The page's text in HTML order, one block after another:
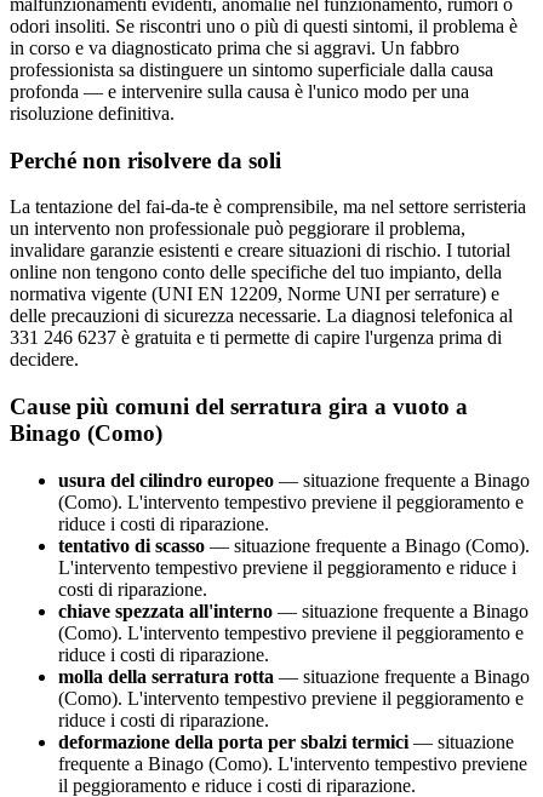
malfunzionamenti evidenti, anomalie nel funzionamento, rumori o
odori insoliti. Se riscontri uno o più di questi sintomi, il problema è
in corso e va diagnosticato prima che si aggravi. Un fabbro
professionista sa distinguere un sintomo superficiale dalla causa
profonda — e intervenire sulla causa è l'unico modo per una
risoluzione definitiva.
Perché non risolvere da soli
La tentazione del fai-da-te è comprensibile, ma nel settore serristeria
un intervento non professionale può peggiorare il problema,
invalidare garanzie esistenti e creare situazioni di rischio. I tutorial
online non tengono conto delle specifiche del tuo impianto, della
normativa vigente (UNI EN 12209, Norme UNI per serrature) e
delle precauzioni di sicurezza necessarie. La diagnosi telefonica al
331 246 6237 è gratuita e ti permette di capire l'urgenza prima di
decidere.
Cause più comuni del serratura gira a vuoto a
Binago (Como)
usura del cilindro europeo — situazione frequente a Binago
(Como). L'intervento tempestivo previene il peggioramento e
riduce i costi di riparazione.
tentativo di scasso — situazione frequente a Binago (Como).
L'intervento tempestivo previene il peggioramento e riduce i
costi di riparazione.
chiave spezzata all'interno — situazione frequente a Binago
(Como). L'intervento tempestivo previene il peggioramento e
riduce i costi di riparazione.
molla della serratura rotta — situazione frequente a Binago
(Como). L'intervento tempestivo previene il peggioramento e
riduce i costi di riparazione.
deformazione della porta per sbalzi termici — situazione
frequente a Binago (Como). L'intervento tempestivo previene
il peggioramento e riduce i costi di riparazione.